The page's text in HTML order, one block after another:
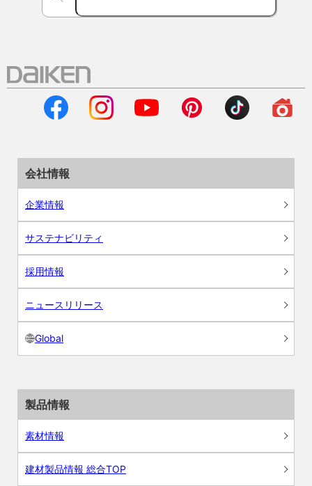
会社情報
企業情報
サステナビリティ
採用情報
ニュースリリース
Global
製品情報
素材情報
建材製品情報 総合TOP